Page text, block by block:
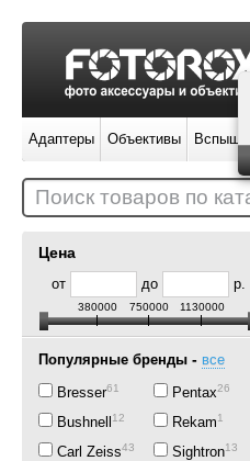
Цена
от до р.
380000 750000 1130000
Популярные бренды - все
Bresser61
Bushnell12
Carl Zeiss43
Pentax26
Rekam1
Sightron13
Адаптеры Объективы Вспышки
Поиск товаров по